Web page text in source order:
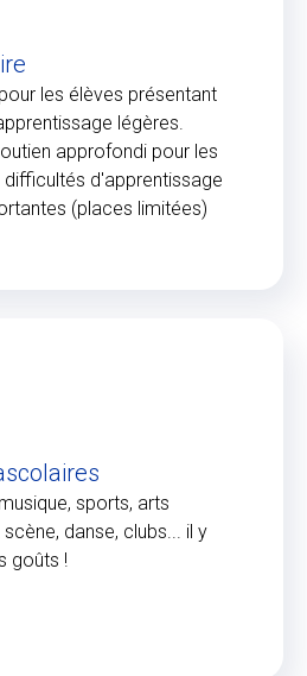
les élèves présentant
légères.
approfondi pour les
d'apprentissage
(places limitées)
sports, arts
danse, clubs... il y
goûts !